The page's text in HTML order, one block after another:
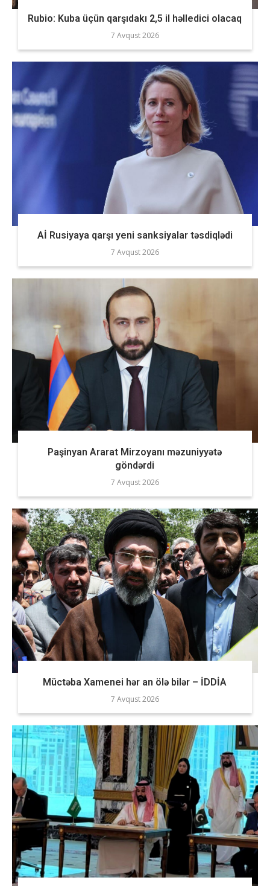
Rubio: Kuba üçün qarşıdakı 2,5 il həlledici olacaq
7 Avqust 2026
Aİ Rusiyaya qarşı yeni sanksiyalar təsdiqlədi
7 Avqust 2026
Paşinyan Ararat Mirzoyanı məzuniyyətə
göndərdi
7 Avqust 2026
Müctəba Xamenei hər an ölə bilər – İDDİA
7 Avqust 2026